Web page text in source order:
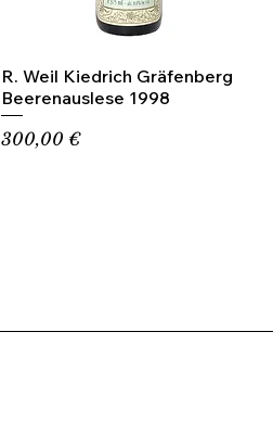
R. Weil Kiedrich Gräfenberg
Beerenauslese 1998
Precio
300,00 €